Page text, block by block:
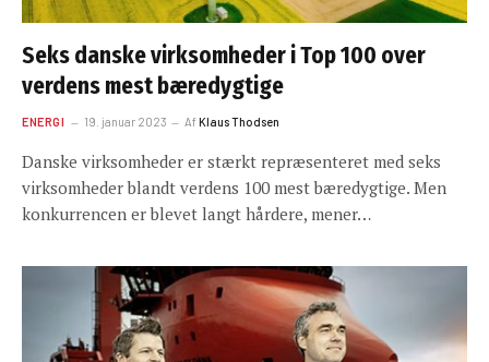
Seks danske virksomheder i Top 100 over
verdens mest bæredygtige
ENERGI 19. januar 2023 AfKlaus Thodsen
Danske virksomheder er stærkt repræsenteret med seks
virksomheder blandt verdens 100 mest bæredygtige. Men
konkurrencen er blevet langt hårdere, mener…